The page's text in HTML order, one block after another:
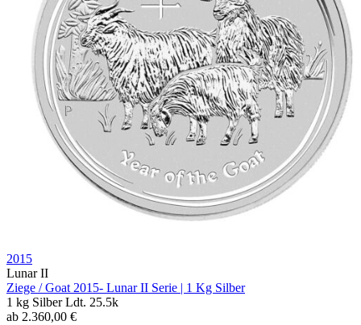
2015
Lunar II
Ziege / Goat 2015- Lunar II Serie | 1 Kg Silber
1 kg Silber Ldt. 25.5k
ab 2.360,00 €